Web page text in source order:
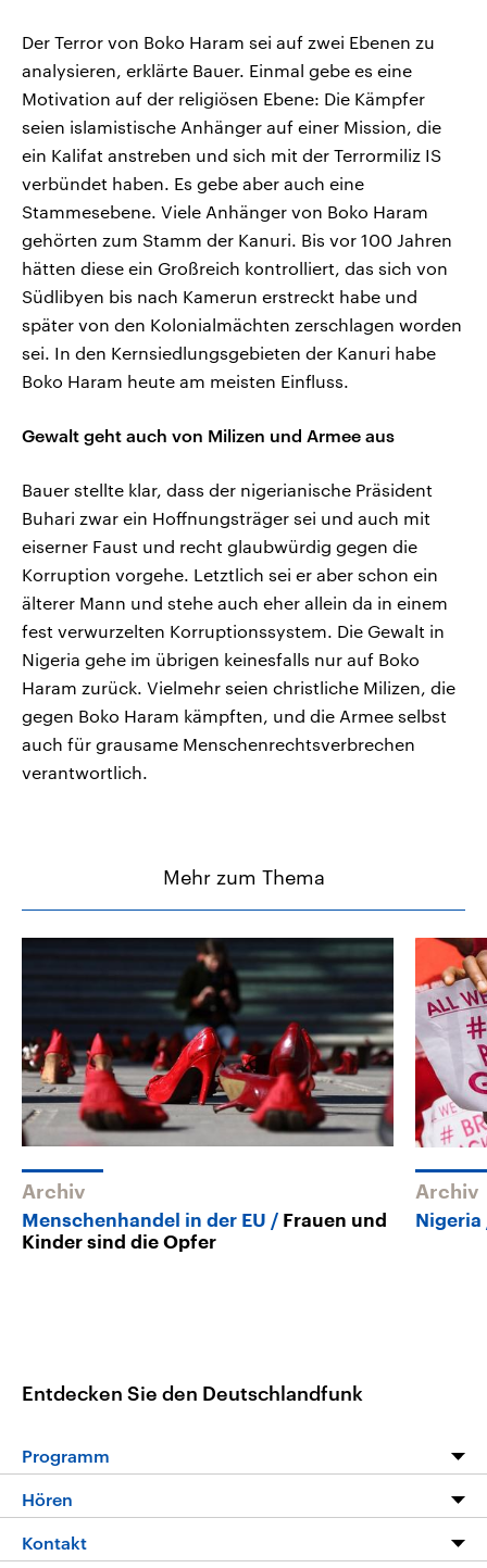
Der Terror von Boko Haram sei auf zwei Ebenen zu
analysieren, erklärte Bauer. Einmal gebe es eine
Motivation auf der religiösen Ebene: Die Kämpfer
seien islamistische Anhänger auf einer Mission, die
ein Kalifat anstreben und sich mit der Terrormiliz IS
verbündet haben. Es gebe aber auch eine
Stammesebene. Viele Anhänger von Boko Haram
gehörten zum Stamm der Kanuri. Bis vor 100 Jahren
hätten diese ein Großreich kontrolliert, das sich von
Südlibyen bis nach Kamerun erstreckt habe und
später von den Kolonialmächten zerschlagen worden
sei. In den Kernsiedlungsgebieten der Kanuri habe
Boko Haram heute am meisten Einfluss.
Gewalt geht auch von Milizen und Armee aus
Bauer stellte klar, dass der nigerianische Präsident
Buhari zwar ein Hoffnungsträger sei und auch mit
eiserner Faust und recht glaubwürdig gegen die
Korruption vorgehe. Letztlich sei er aber schon ein
älterer Mann und stehe auch eher allein da in einem
fest verwurzelten Korruptionssystem. Die Gewalt in
Nigeria gehe im übrigen keinesfalls nur auf Boko
Haram zurück. Vielmehr seien christliche Milizen, die
gegen Boko Haram kämpften, und die Armee selbst
auch für grausame Menschenrechtsverbrechen
verantwortlich.
Mehr zum Thema
Archiv
Menschenhandel in der EU
Frauen und
Kinder sind die Opfer
Archiv
Nigeria
Entdecken Sie den Deutschlandfunk
Programm
Programm
Die Nachrichten
Hören
Livestream
Kontakt